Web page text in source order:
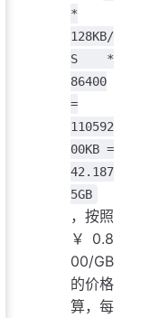
*
128KB/
S *
86400
=
110592
00KB =
42.187
5GB
，按照
￥0.8
00/GB
的价格
算，每